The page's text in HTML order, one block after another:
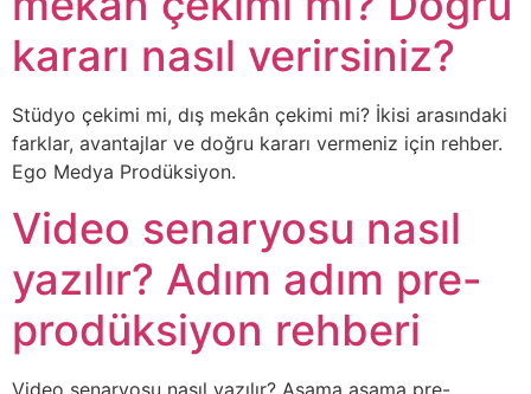
kararı nasıl verirsiniz?
Stüdyo çekimi mi, dış mekân çekimi mi? İkisi arasındaki
farklar, avantajlar ve doğru kararı vermeniz için rehber.
Ego Medya Prodüksiyon.
Video senaryosu nasıl
yazılır? Adım adım pre-
prodüksiyon rehberi
Video senaryosu nasıl yazılır? Aşama aşama pre-